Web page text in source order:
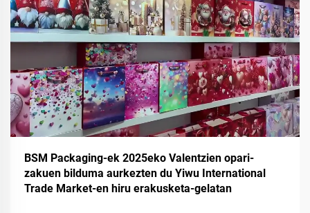
BSM Packaging-ek 2025eko Valentzien opari-
zakuen bilduma aurkezten du Yiwu International
Trade Market-en hiru erakusketa-gelatan